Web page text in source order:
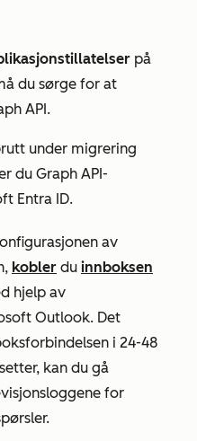
på
du sørge for at
API.
under migrering
du Graph API-
Entra ID.
av
kobler du innboksen
hjelp av
Outlook. Det
i 24-48
kan du gå
for